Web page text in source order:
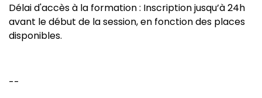
Délai d'accès à la formation : Inscription jusqu’à 24h
avant le début de la session, en fonction des places
disponibles.
--